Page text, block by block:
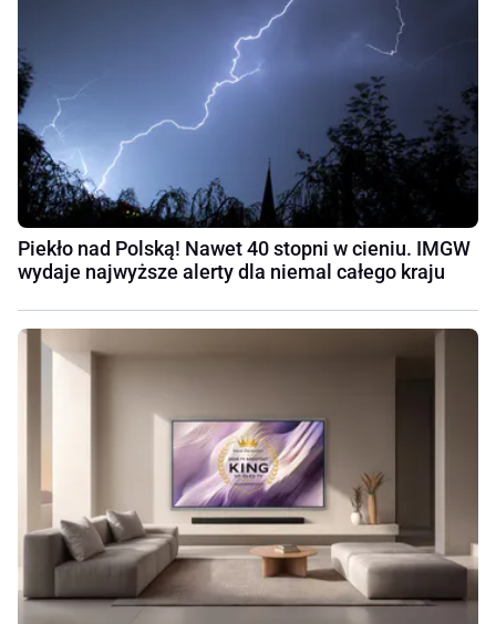
Piekło nad Polską! Nawet 40 stopni w cieniu. IMGW
wydaje najwyższe alerty dla niemal całego kraju